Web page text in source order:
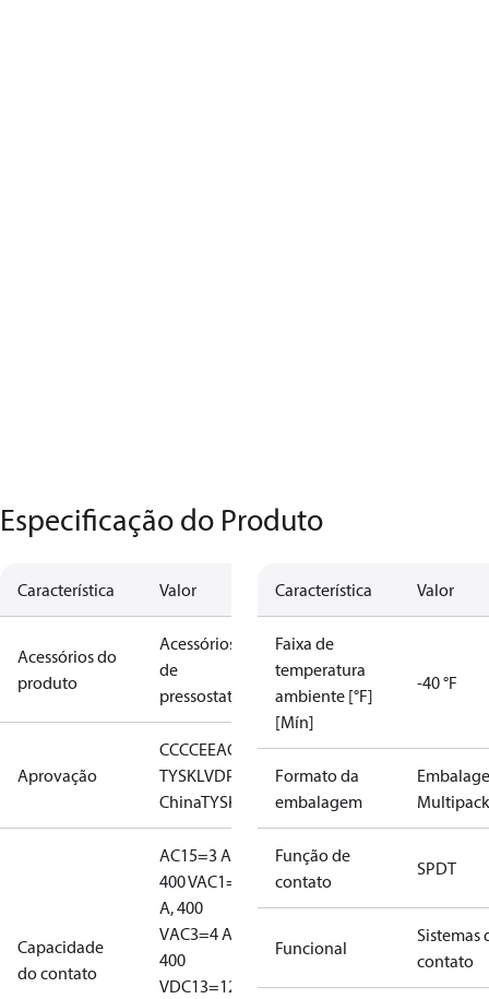
Especificação do Produto
Característica Valor
Acessórios do
produto
Acessórios
de
pressostatos
Aprovação
CCCCEEAC
LLC CDC EURO-
TYSKLVDPED RMRSRoHSRoHS
ChinaTYSK
Capacidade
do contato
AC15=3 A,
400 VAC1=10
A, 400
VAC3=4 A,
400
VDC13=12
Característica Valor
Faixa de
temperatura
ambiente [°F]
[Mín]
-40 °F
Formato da
embalagem
Multipack
Função de
contato
SPDT
Funcional
Sistemas
contato